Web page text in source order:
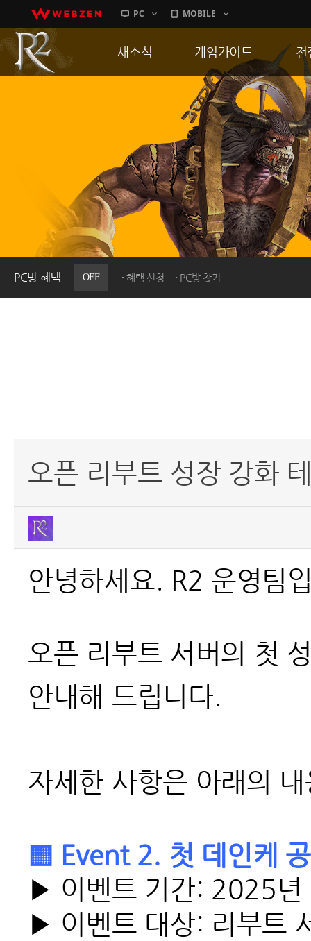
PC MOBILE
PC방 혜택 OFF 혜택 신청 PC방 찾기
새소식
이벤트
히스토리
PC방으로간다
게임가이드
게임 특징
서버가이드
신병훈련소
세부가이드
통합보급센터
전
통
공
오픈 리부트 성장 강화
안녕하세요. R2 운영팀
오픈 리부트 서버의 첫
안내해 드립니다.
자세한 사항은 아래의
▒ Event 2. 첫 데인케
▶ 이벤트 기간: 2025
▶ 이벤트 대상: 리부트